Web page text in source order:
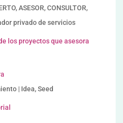
ASESOR, CONSULTOR,
privado de servicios
los proyectos que asesora
| Idea, Seed